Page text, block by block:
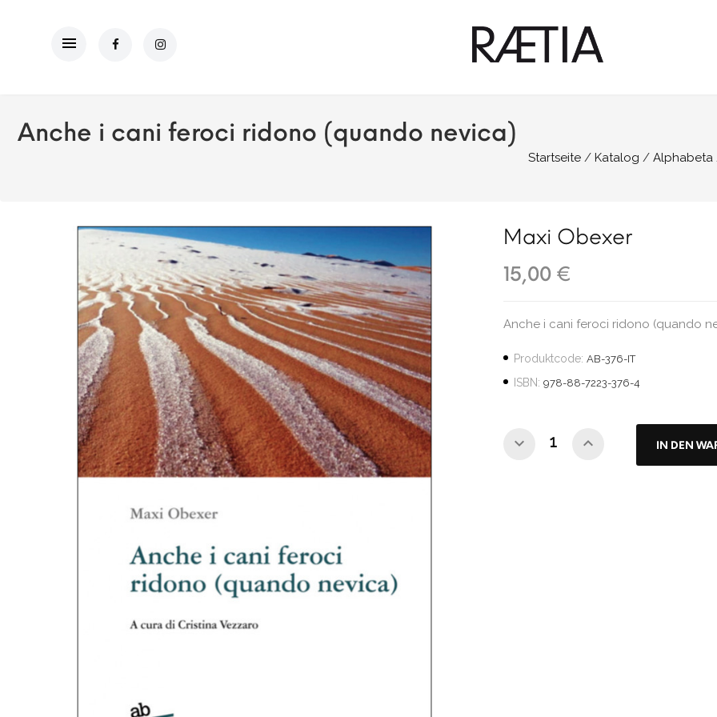
Anche i cani feroci ridono (quando nevica)
Startseite Katalog Alphabeta
Maxi Obexer
15,00 €
Anche i cani feroci ridono (quando
Produktcode: AB-376-IT
ISBN: 978-88-7223-376-4
IN DEN